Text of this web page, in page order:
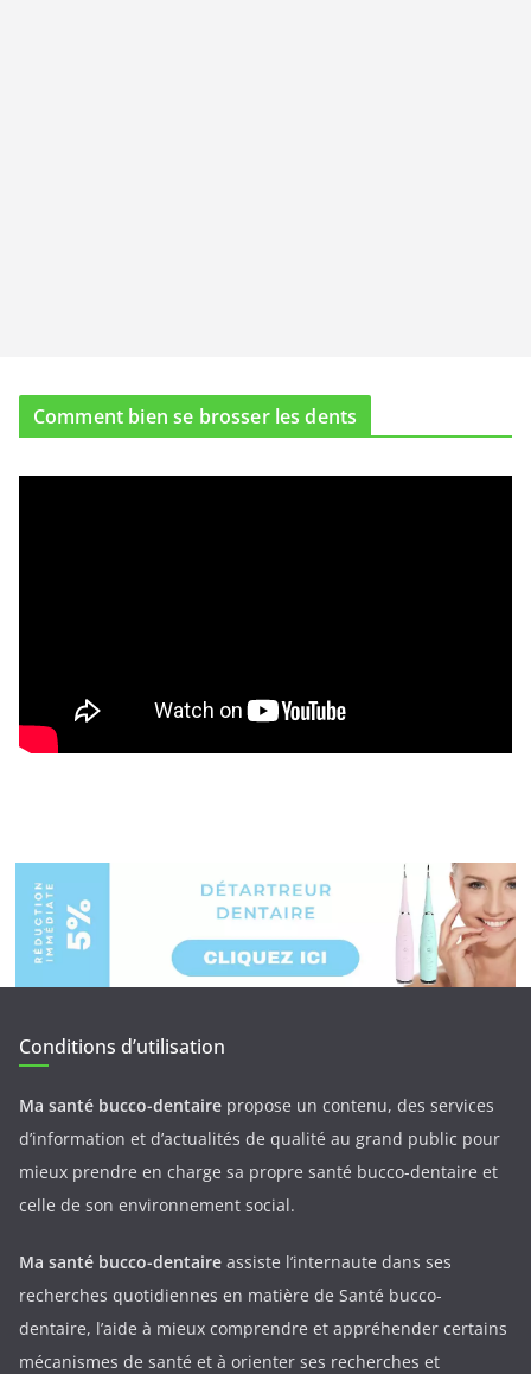
Comment bien se brosser les dents
Conditions d’utilisation
Ma santé bucco-dentaire propose un contenu, des services
d’information et d’actualités de qualité au grand public pour
mieux prendre en charge sa propre santé bucco-dentaire et
celle de son environnement social.
Ma santé bucco-dentaire assiste l’internaute dans ses
recherches quotidiennes en matière de Santé bucco-
dentaire, l’aide à mieux comprendre et appréhender certains
mécanismes de santé et à orienter ses recherches et